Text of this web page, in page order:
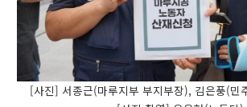
[사진] 서종근(마루지부 부지부장), 김은풍(민